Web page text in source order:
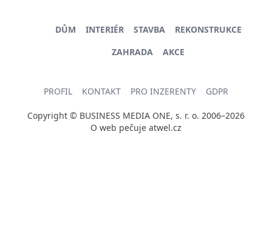
DŮM INTERIÉR STAVBA
REKONSTRUKCE
ZAHRADA
AKCE
PROFIL KONTAKT PRO INZERENTY GDPR
Copyright © BUSINESS MEDIA ONE, s. r. o. 2006–2026